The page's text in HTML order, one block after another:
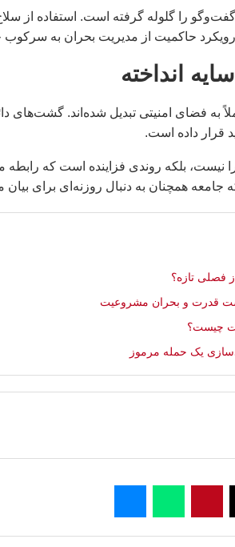
را گلوله گرفته است. استفاده از
حاکمیت از مدیریت بحران به سرکوب
انداخته
به فضای امنیتی تبدیل شده‌اند. گشت‌های
قرار داده است.
نیست، بلکه روندی فزاینده است که
جامعه همچنان به دنبال روزنه‌ای برای
قدرت و بحران مشروعیت
چیست؟
یک حمله مرموز